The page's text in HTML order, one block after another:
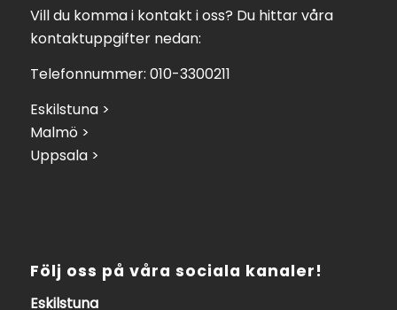
Vill du komma i kontakt i oss? Du hittar våra
kontaktuppgifter nedan:
Telefonnummer: 010-3300211
Eskilstuna >
Malmö >
Uppsala >
Följ oss på våra sociala kanaler!
Eskilstuna